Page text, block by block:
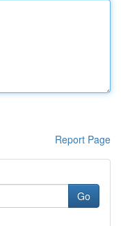
Report Page
Go